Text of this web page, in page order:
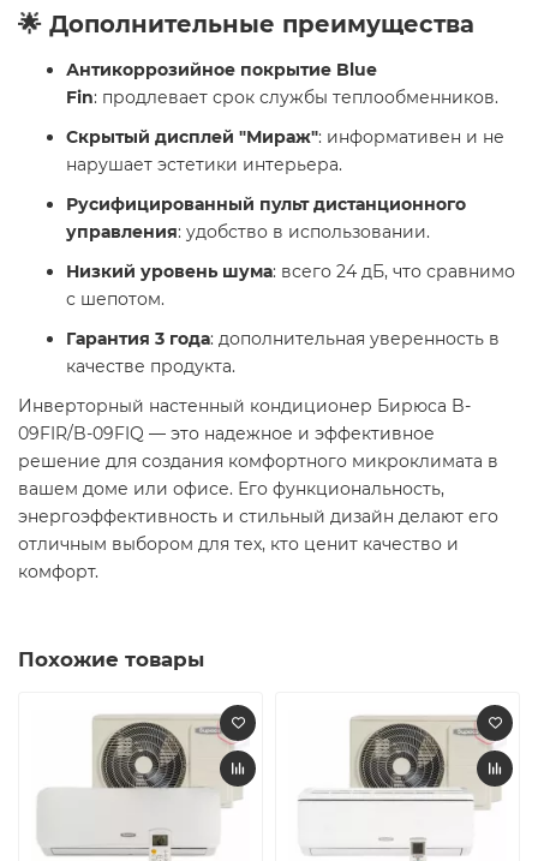
🌟 Дополнительные преимущества
Антикоррозийное покрытие Blue
Fin: продлевает срок службы теплообменников.
Скрытый дисплей "Мираж": информативен и не
нарушает эстетики интерьера.
Русифицированный пульт дистанционного
управления: удобство в использовании.
Низкий уровень шума: всего 24 дБ, что сравнимо
с шепотом.
Гарантия 3 года: дополнительная уверенность в
качестве продукта.
Инверторный настенный кондиционер Бирюса B-
09FIR/B-09FIQ — это надежное и эффективное
решение для создания комфортного микроклимата в
вашем доме или офисе. Его функциональность,
энергоэффективность и стильный дизайн делают его
отличным выбором для тех, кто ценит качество и
комфорт.
Похожие товары